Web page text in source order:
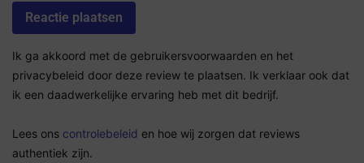
Ik ga akkoord met de gebruikersvoorwaarden en het
privacybeleid door deze review te plaatsen. Ik verklaar ook dat
ik een daadwerkelijke ervaring heb met dit bedrijf.
Lees ons controlebeleid en hoe wij zorgen dat reviews
authentiek zijn.